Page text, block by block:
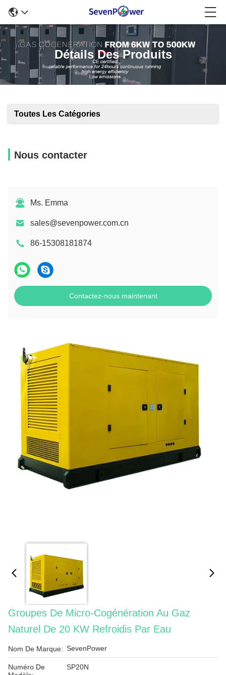
Détails Des Produits
Toutes Les Catégories
Nous contacter
Ms. Emma
sales@sevenpower.com.cn
86-15308181874
Contactez-nous maintenant
Groupes De Micro-Cogénération Au Gaz
Naturel De 20 KW Refroidis Par Eau
Nom De Marque: SevenPower
Numéro De
SP20N